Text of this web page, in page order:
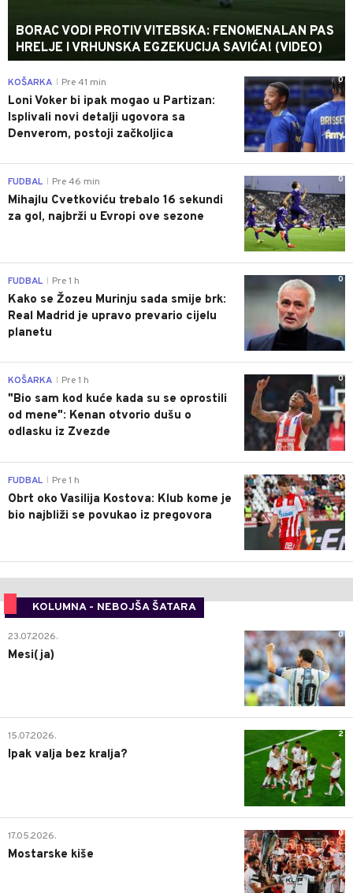
BORAC VODI PROTIV VITEBSKA: FENOMENALAN PAS
HRELJE I VRHUNSKA EGZEKUCIJA SAVIĆA! (VIDEO)
0
KOŠARKA Pre 41 min
Loni Voker bi ipak mogao u Partizan:
Isplivali novi detalji ugovora sa
Denverom, postoji začkoljica
0
FUDBAL Pre 46 min
Mihajlu Cvetkoviću trebalo 16 sekundi
za gol, najbrži u Evropi ove sezone
0
FUDBAL Pre 1 h
Kako se Žozeu Murinju sada smije brk:
Real Madrid je upravo prevario cijelu
planetu
0
KOŠARKA Pre 1 h
"Bio sam kod kuće kada su se oprostili
od mene": Kenan otvorio dušu o
odlasku iz Zvezde
0
FUDBAL Pre 1 h
Obrt oko Vasilija Kostova: Klub kome je
bio najbliži se povukao iz pregovora
KOLUMNA - NEBOJŠA ŠATARA
0
23.07.2026.
Mesi(ja)
2
15.07.2026.
Ipak valja bez kralja?
0
17.05.2026.
Mostarske kiše